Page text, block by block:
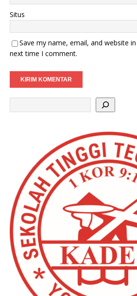
Situs
Save my name, email, and website
next time I comment.